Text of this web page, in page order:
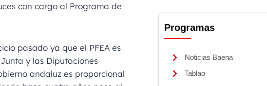
con cargo al Programa de
pasado ya que el PFEA es
y las Diputaciones
andaluz es proporcional
Programas
Noticias Baena
Tablao